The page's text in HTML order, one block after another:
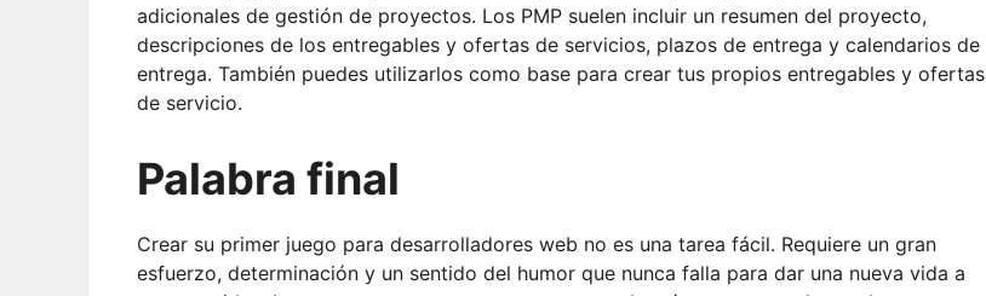
adicionales de gestión de proyectos. Los PMP suelen incluir un resumen del proyecto,
descripciones de los entregables y ofertas de servicios, plazos de entrega y calendarios de
entrega. También puedes utilizarlos como base para crear tus propios entregables y ofertas
de servicio.
Palabra final
Crear su primer juego para desarrolladores web no es una tarea fácil. Requiere un gran
esfuerzo, determinación y un sentido del humor que nunca falla para dar una nueva vida a